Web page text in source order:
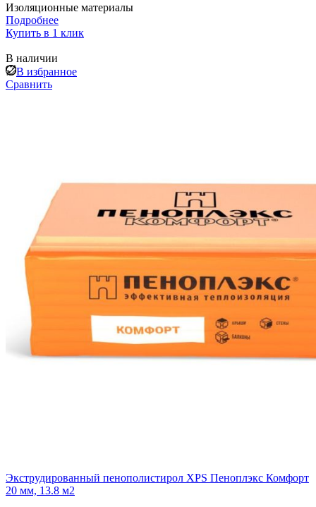
Изоляционные материалы
Подробнее
Купить в 1 клик
В наличии
В избранное
Сравнить
Экструдированный пенополистирол XPS Пеноплэкс Комфорт
20 мм, 13.8 м2